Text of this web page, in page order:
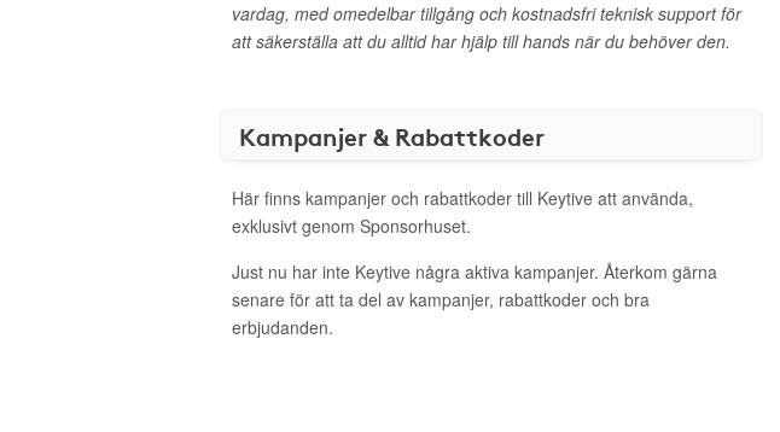
vardag, med omedelbar tillgång och kostnadsfri teknisk support för
att säkerställa att du alltid har hjälp till hands när du behöver den.
Kampanjer & Rabattkoder
Här finns kampanjer och rabattkoder till Keytive att använda,
exklusivt genom Sponsorhuset.
Just nu har inte Keytive några aktiva kampanjer. Återkom gärna
senare för att ta del av kampanjer, rabattkoder och bra
erbjudanden.